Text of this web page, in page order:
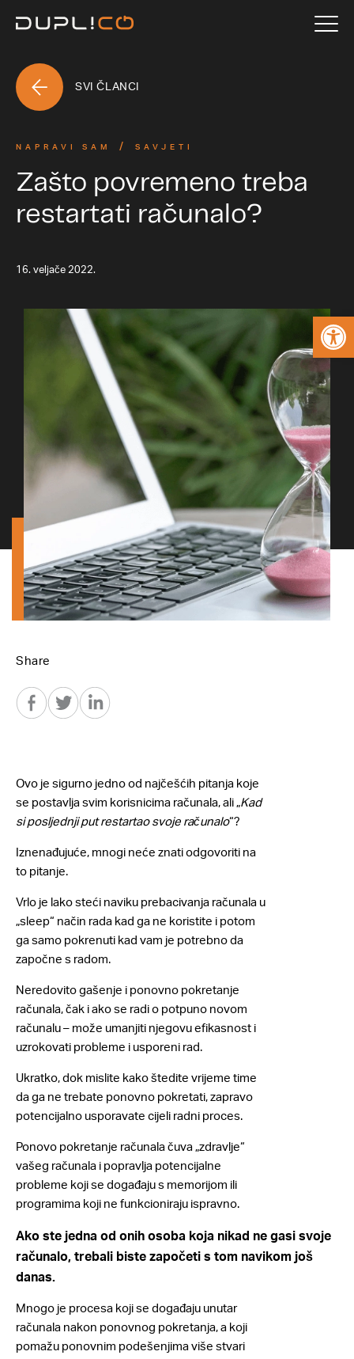
SVI ČLANCI
NAPRAVI SAM SAVJETI
Zašto povremeno treba
restartati računalo?
16. veljače 2022.
Ovo je sigurno jedno od najčešćih pitanja koje
se postavlja svim korisnicima računala, ali „Kad
si posljednji put restartao svoje računalo“?
Iznenađujuće, mnogi neće znati odgovoriti na
to pitanje.
Vrlo je lako steći naviku prebacivanja računala u
„sleep“ način rada kad ga ne koristite i potom
ga samo pokrenuti kad vam je potrebno da
započne s radom.
Neredovito gašenje i ponovno pokretanje
računala, čak i ako se radi o potpuno novom
računalu – može umanjiti njegovu efikasnost i
uzrokovati probleme i usporeni rad.
Ukratko, dok mislite kako štedite vrijeme time
da ga ne trebate ponovno pokretati, zapravo
potencijalno usporavate cijeli radni proces.
Ponovo pokretanje računala čuva „zdravlje“
vašeg računala i popravlja potencijalne
probleme koji se događaju s memorijom ili
programima koji ne funkcioniraju ispravno.
Ako ste jedna od onih osoba koja nikad ne gasi svoje
računalo, trebali biste započeti s tom navikom još
danas.
Mnogo je procesa koji se događaju unutar
računala nakon ponovnog pokretanja, a koji
pomažu ponovnim podešenjima više stvari
Share